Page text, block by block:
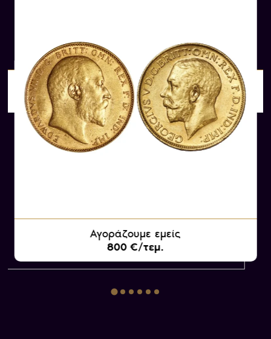
συνηθισμένη αποτελεί την παράσταση του
Αγίου Γεωργίου, προστάτη του Ηνωμένου
Βασιλείου, έφιππου και ένοπλου, να φονεύει τον
δράκο. Το χαρακτικό είναι φιλοτεχνημένο από
τον Ιταλό καλλιτέχνη Benedetto Pistrucci, το
1817, και παραμένει αναλλοίωτο μέχρι σήμερα.
Η δεύτερη εκδοχή, σε μικρότερη συχνότητα,
περιλάμβανε τον εκάστοτε βασιλικό θυρεό, αντί
της παράστασης του Αγίου Γεωργίου.
Από το 1838 και τη νομισματική μεταρρύθμιση
της βασίλισσας Βικτωρίας, την αποκλειστική
ευθύνη για τηνκοπή και κυκλοφορία των
Βασιλικό Νομισματοκοπείο του Λονδίνου
Αγοράζουμε εμείς
3080.98 €/τεμ.
Αγοράζουμε εμείς
800 €/τεμ.